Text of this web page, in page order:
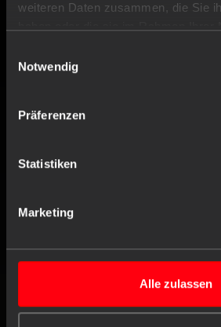
weiteren Daten zusammen, die Sie
Notwendig
Präferenzen
Statistiken
Marketing
Alle zulassen
Tel
+49 (0) 4171 / 84 80-0
Fax
+49 (0) 4171 / 84 80-190
Geschäftszeiten
Fr.
FOLGEN
SERVICE